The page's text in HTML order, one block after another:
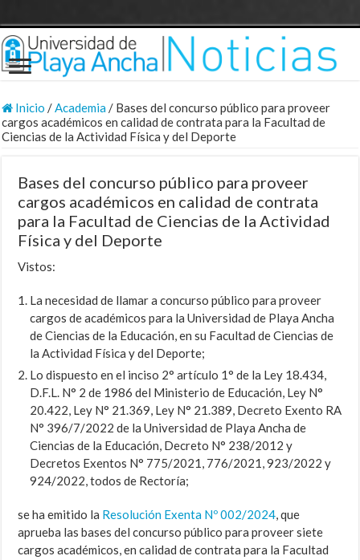
Inicio /Academia/ Bases del concurso público para proveer
cargos académicos en calidad de contrata para la Facultad de
Ciencias de la Actividad Física y del Deporte
Bases del concurso público para proveer
cargos académicos en calidad de contrata
para la Facultad de Ciencias de la Actividad
Física y del Deporte
Vistos:
La necesidad de llamar a concurso público para proveer
cargos de académicos para la Universidad de Playa Ancha
de Ciencias de la Educación, en su Facultad de Ciencias de
la Actividad Física y del Deporte;
Lo dispuesto en el inciso 2° artículo 1° de la Ley 18.434,
D.F.L. N° 2 de 1986 del Ministerio de Educación, Ley N°
20.422, Ley N° 21.369, Ley N° 21.389, Decreto Exento RA
N° 396/7/2022 de la Universidad de Playa Ancha de
Ciencias de la Educación, Decreto N° 238/2012 y
Decretos Exentos N° 775/2021, 776/2021, 923/2022 y
924/2022, todos de Rectoría;
se ha emitido la Resolución Exenta Nº 002/2024, que
aprueba las bases del concurso público para proveer siete
cargos académicos, en calidad de contrata para la Facultad